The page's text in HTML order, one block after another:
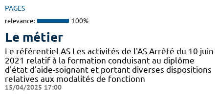
PAGES
relevance: 100%
Le métier
Le référentiel AS Les activités de l'AS Arrêté du 10 juin
2021 relatif à la formation conduisant au diplôme
d'état d'aide-soignant et portant diverses dispositions
relatives aux modalités de fonctionn
15/04/2025 17:00